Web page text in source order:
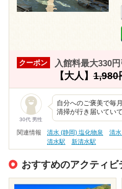
クーポン 入館料最大330円
【大人】1,980
30代 男性
自分へのご褒美で毎
清掃が行き届いてい
関連情報 清水 (静岡) 塩化物泉 清
清水駅
新清水駅
おすすめのアクティビ